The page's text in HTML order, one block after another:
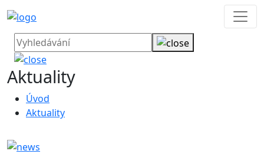
Aktuality
Úvod
Aktuality